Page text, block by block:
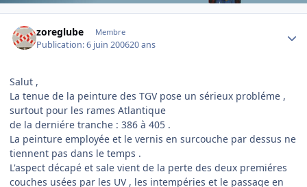
zoreglube Membre
Publication:6 juin 200620 ans
Salut ,
La tenue de la peinture des TGV pose un sérieux probléme ,
surtout pour les rames Atlantique
de la derniére tranche : 386 à 405 .
La peinture employée et le vernis en surcouche par dessus ne
tiennent pas dans le temps .
L'aspect décapé et sale vient de la perte des deux premiéres
couches usées par les UV , les intempéries et le passage en